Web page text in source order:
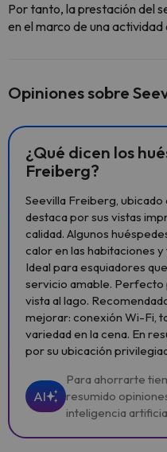
Por tanto, la prestación del
en el marco de una
Opiniones sobre
¿Qué dicen los
Freiberg?
Seevilla Freiberg, ubicado
destaca por sus vistas
calidad. Algunos
calor en las habitaciones
Ideal para esquiadores
servicio amable. Perfecto
vista al lago.
mejorar: conexión Wi-Fi,
variedad en la cena. En
por su ubicación
AI
Para ahorrarte
resumido
inteligencia